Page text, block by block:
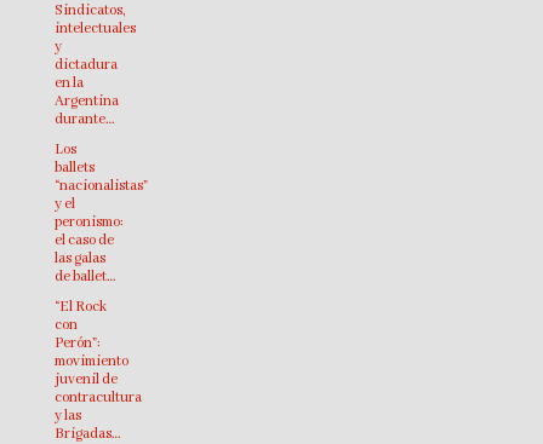
Sindicatos,
intelectuales
y
dictadura
en la
Argentina
durante…
Los
ballets
“nacionalistas”
y el
peronismo:
el caso de
las galas
de ballet…
“El Rock
con
Perón”:
movimiento
juvenil de
contracultura
y las
Brigadas…